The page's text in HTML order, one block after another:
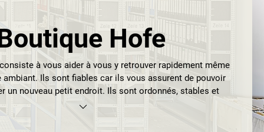
Hofe
à vous aider à vous y retrouver rapidement même
ambiant. Ils sont fiables car ils vous assurent de pouvoir
un nouveau petit endroit. Ils sont ordonnés, stables et
durables. Les rayonnages.
les
rayonnages Hofe
. Pour vos archives, votre atelier ou
portent le sigle RAL et de contrôle GS. Ils conviennent